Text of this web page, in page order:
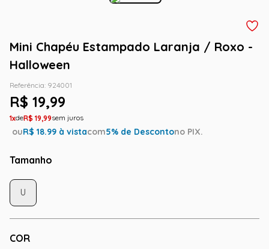
Mini Chapéu Estampado Laranja / Roxo -
Halloween
Referência: 924001
R$ 19,99
1 R$ 19,99
ouR$ 18.99 à vistacom5% de Descontono PIX.
Tamanho
COR
U